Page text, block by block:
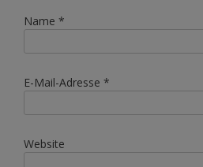
Name *
E-Mail-Adresse *
Website